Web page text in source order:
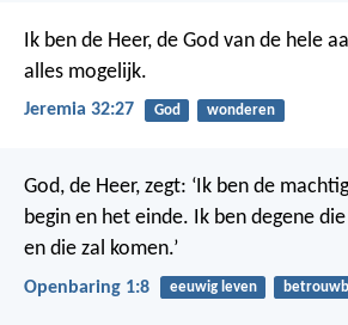
Ik ben de Heer, de God van de hele
alles mogelijk.
Jeremia 32:27 God wonderen
God, de Heer, zegt: ‘Ik ben de
begin en het einde. Ik ben degene
en die zal komen.’
Openbaring 1:8 eeuwig leven